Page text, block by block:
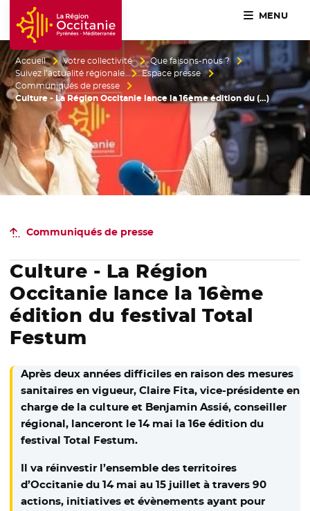
Accueil Région Occitanie / Pyrénées-Méditerranée
MENU
Accueil Votre collectivité
Que faisons-nous ?
Suivez l’actualité régionale
Espace presse
Communiqués de presse
Culture - La Région Occitanie lance la 16ème édition du (…)
Communiqués de presse
Culture - La Région
Occitanie lance la 16ème
édition du festival Total
Festum
Après deux années difficiles en raison des mesures
sanitaires en vigueur, Claire Fita, vice-présidente en
charge de la culture et Benjamin Assié, conseiller
régional, lanceront le 14 mai la 16e édition du
festival Total Festum.
Il va réinvestir l’ensemble des territoires
d’Occitanie du 14 mai au 15 juillet à travers 90
actions, initiatives et évènements ayant pour